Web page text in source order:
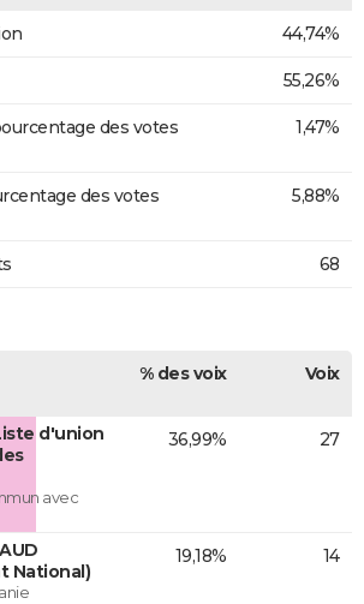
44,74%
55,26%
des votes
1,47%
des votes
5,88%
68
% des voix Voix
d'union
avec
36,99% 27
National)
19,18% 14